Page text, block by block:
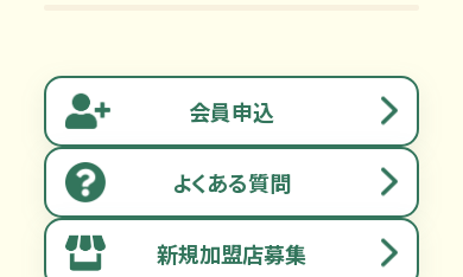
会員申込
よくある質問
新規加盟店募集